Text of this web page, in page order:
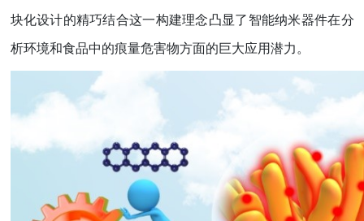
块化设计的精巧结合这一构建理念凸显了智能纳米器件在分
析环境和食品中的痕量危害物方面的巨大应用潜力。